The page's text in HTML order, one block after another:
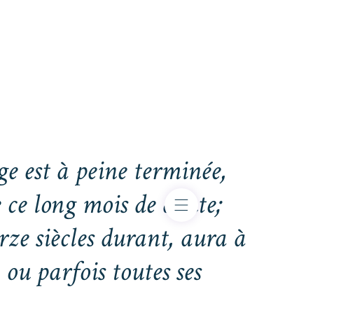
est à peine terminée,
long mois de doute;
siècles durant, aura à
parfois toutes ses